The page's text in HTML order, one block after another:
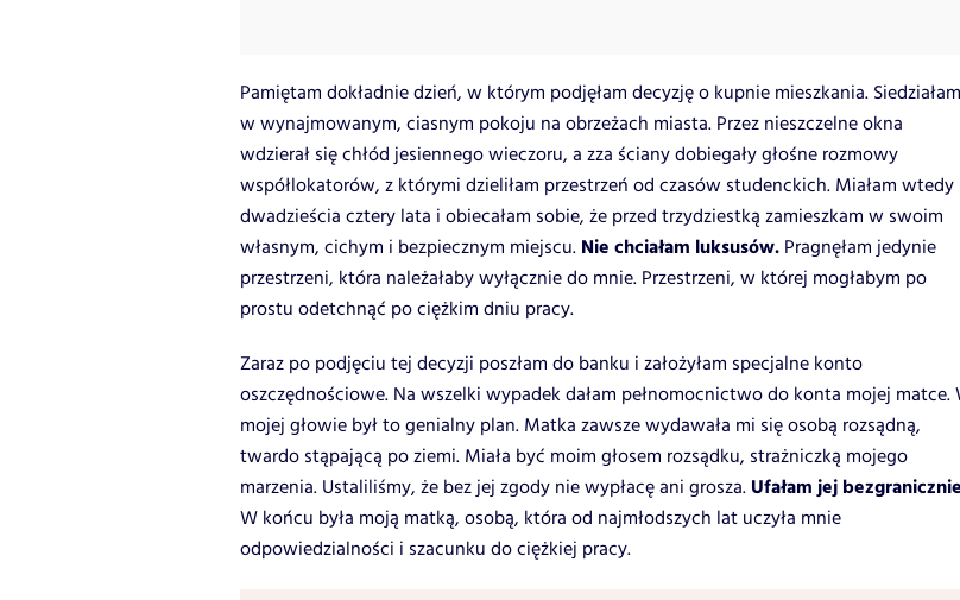
Pamiętam dokładnie dzień, w którym podjęłam decyzję o kupnie mieszkania. Siedziałam
w wynajmowanym, ciasnym pokoju na obrzeżach miasta. Przez nieszczelne okna
wdzierał się chłód jesiennego wieczoru, a zza ściany dobiegały głośne rozmowy
współlokatorów, z którymi dzieliłam przestrzeń od czasów studenckich. Miałam wtedy
dwadzieścia cztery lata i obiecałam sobie, że przed trzydziestką zamieszkam w swoim
własnym, cichym i bezpiecznym miejscu. Nie chciałam luksusów. Pragnęłam jedynie
przestrzeni, która należałaby wyłącznie do mnie. Przestrzeni, w której mogłabym po
prostu odetchnąć po ciężkim dniu pracy.
Zaraz po podjęciu tej decyzji poszłam do banku i założyłam specjalne konto
oszczędnościowe. Na wszelki wypadek dałam pełnomocnictwo do konta mojej matce.
mojej głowie był to genialny plan. Matka zawsze wydawała mi się osobą rozsądną,
twardo stąpającą po ziemi. Miała być moim głosem rozsądku, strażniczką mojego
marzenia. Ustaliliśmy, że bez jej zgody nie wypłacę ani grosza. Ufałam jej
W końcu była moją matką, osobą, która od najmłodszych lat uczyła mnie
odpowiedzialności i szacunku do ciężkiej pracy.